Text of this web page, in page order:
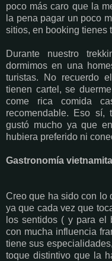
poco más caro que la
la pena pagar un poco
sitios, en booking tienes
Durante nuestro
dormimos en una
turistas. No recuerdo
tienen cartel, se
come rica comida
recomendable. Eso
gustó mucho ya que
hubiera preferido ni
Gastronomía vietnamita
Creo que ha sido con lo
ya que cada vez que
los sentidos ( y para el
con mucha influencia
tiene sus
toque distintivo que la